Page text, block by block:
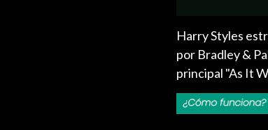
Harry Styles
por Bradley &
principal "As It